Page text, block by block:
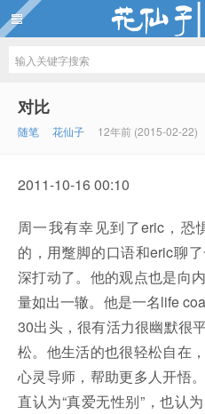
对比
随笔 花仙子 12年前 (2015-02-22)
2011-10-16 00:10
周一我有幸见到了eric，恐
的，用蹩脚的口语和eric聊
深打动了。他的观点也是向
量如出一辙。他是一名life
30出头，很有活力很幽默很
松。他生活的也很轻松自在
心灵导师，帮助更多人开悟
直认为“真爱无性别”，也认